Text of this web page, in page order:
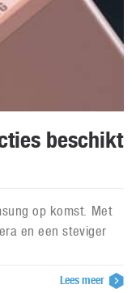
beschikt
op komst. Met
en een steviger
Lees meer